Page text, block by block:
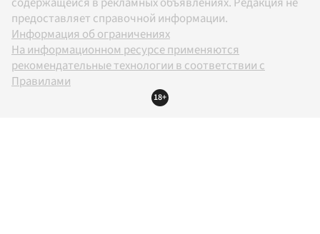
предоставляет справочной информации.
Информация об ограничениях
На информационном ресурсе применяются
рекомендательные технологии в соответствии с
Правилами
18+